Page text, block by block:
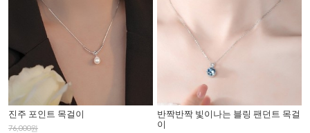
진주 포인트 목걸이
76,000원
반짝반짝 빛이나는 블링 팬던트 목걸
이